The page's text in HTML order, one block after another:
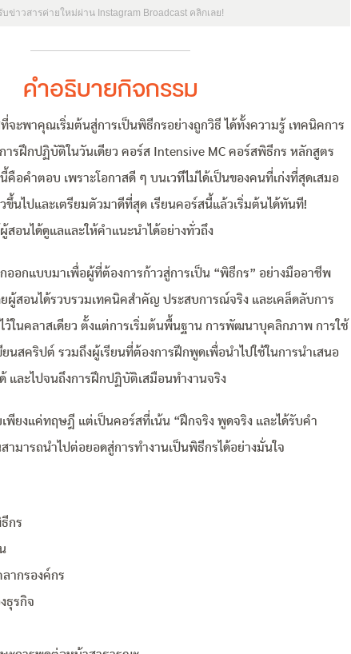
บข่าวสารค่ายใหม่ผ่าน Instagram Broadcast คลิกเลย!
คำอธิบายกิจกรรม
ะพาคุณเริ่มต้นสู่การเป็นพิธีกรอย่างถูกวิธี ได้ทั้งความรู้ เทคนิคการ
รฝึกปฏิบัติในวันเดียว คอร์ส Intensive MC คอร์สพิธีกร หลักสูตร
คือคำตอบ เพราะโอกาสดี ๆ บนเวทีไม่ได้เป็นของคนที่เก่งที่สุดเสมอ
ขึ้นไปและเตรียมตัวมาดีที่สุด เรียนคอร์สนี้แล้วเริ่มต้นได้ทันที!
สอนได้ดูแลและให้คำแนะนำได้อย่างทั่วถึง
ออกแบบมาเพื่อผู้ที่ต้องการก้าวสู่การเป็น “พิธีกร” อย่างมืออาชีพ
ยผู้สอนได้รวบรวมเทคนิคสำคัญ ประสบการณ์จริง และเคล็ดลับการ
ในคลาสเดียว ตั้งแต่การเริ่มต้นพื้นฐาน การพัฒนาบุคลิกภาพ การใช้
ยนสคริปต์ รวมถึงผู้เรียนที่ต้องการฝึกพูดเพื่อนำไปใช้ในการนำเสนอ
และไปจนถึงการฝึกปฏิบัติเสมือนทำงานจริง
พียงแค่ทฤษฎี แต่เป็นคอร์สที่เน้น “ฝึกจริง พูดจริง และได้รับคำ
ามารถนำไปต่อยอดสู่การทำงานเป็นพิธีกรได้อย่างมั่นใจ
กร
ากรองค์กร
ธุรกิจ